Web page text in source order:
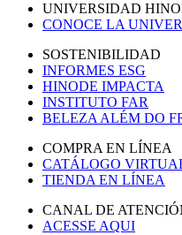
UNIVERSIDAD
CONOCE LA
SOSTENIBILIDAD
INFORMES ESG
HINODE IMPACTA
INSTITUTO FAR
BELEZA ALÉM DO
COMPRA EN LÍNEA
CATÁLOGO
TIENDA EN LÍNEA
CANAL DE
ACESSE AQUI